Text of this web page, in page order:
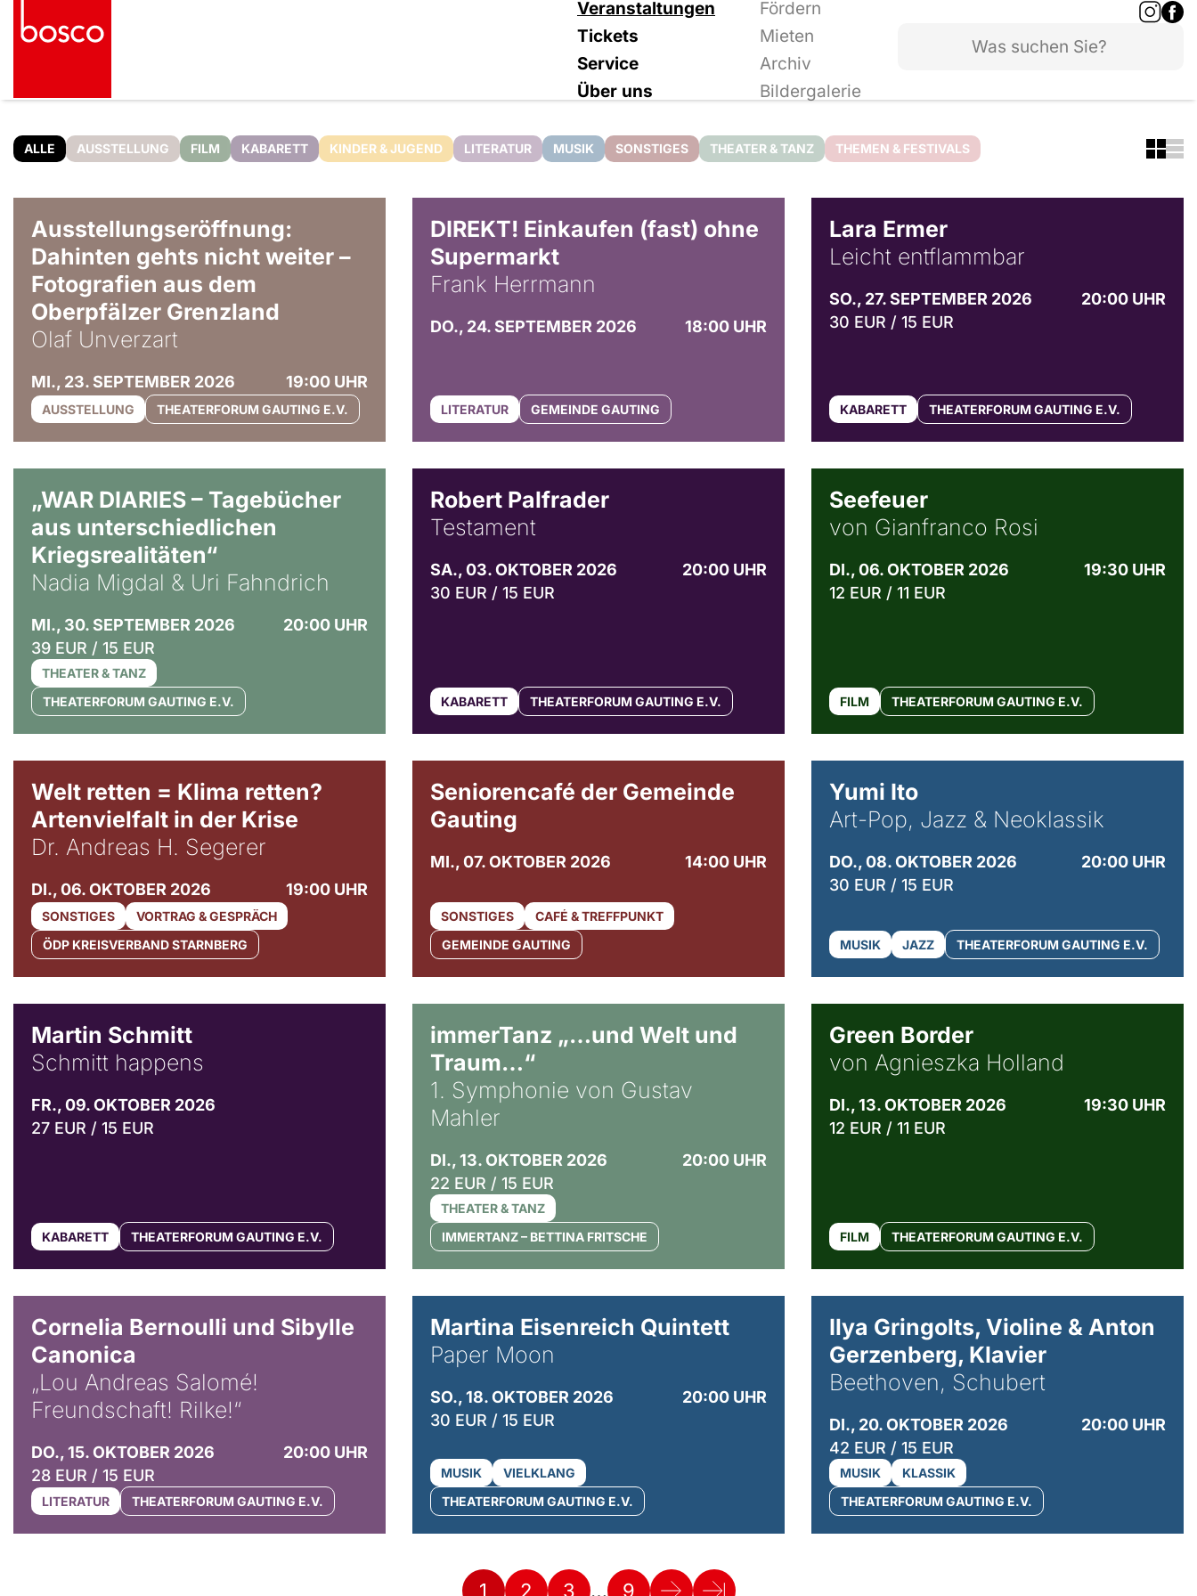
Veranstaltungen
Fördern
Tickets
Mieten
Service
Archiv
Über uns
Bildergalerie
ALLE AUSSTELLUNG FILM KABARETT KINDER & JUGEND LITERATUR MUSIK SONSTIGES THEATER & TANZ THEMEN & FESTIVALS
Ausstellungseröffnung:
Dahinten gehts nicht weiter –
Fotografien aus dem
Oberpfälzer Grenzland
Olaf Unverzart
MI., 23. SEPTEMBER 2026 19:00 UHR
AUSSTELLUNG THEATERFORUM GAUTING E.V.
DIREKT! Einkaufen (fast) ohne
Supermarkt
Frank Herrmann
DO., 24. SEPTEMBER 2026 18:00 UHR
LITERATUR GEMEINDE GAUTING
Lara Ermer
Leicht entflammbar
SO., 27. SEPTEMBER 2026
20:00 UHR
30 EUR / 15 EUR
KABARETT THEATERFORUM GAUTING E.V.
„WAR DIARIES – Tagebücher
aus unterschiedlichen
Kriegsrealitäten“
Nadia Migdal & Uri Fahndrich
MI., 30. SEPTEMBER 2026
20:00 UHR
39 EUR / 15 EUR
THEATER & TANZ
THEATERFORUM GAUTING E.V.
Robert Palfrader
Testament
SA., 03. OKTOBER 2026
20:00 UHR
30 EUR / 15 EUR
KABARETT THEATERFORUM GAUTING E.V.
Seefeuer
von Gianfranco Rosi
DI., 06. OKTOBER 2026
19:30 UHR
12 EUR / 11 EUR
FILM THEATERFORUM GAUTING E.V.
Welt retten = Klima retten?
Artenvielfalt in der Krise
Dr. Andreas H. Segerer
DI., 06. OKTOBER 2026 19:00 UHR
SONSTIGES
VORTRAG & GESPRÄCH
ÖDP KREISVERBAND STARNBERG
Seniorencafé der Gemeinde
Gauting
MI., 07. OKTOBER 2026 14:00 UHR
SONSTIGES
CAFÉ & TREFFPUNKT
GEMEINDE GAUTING
Yumi Ito
Art-Pop, Jazz & Neoklassik
DO., 08. OKTOBER 2026
20:00 UHR
30 EUR / 15 EUR
MUSIK JAZZ THEATERFORUM GAUTING E.V.
Martin Schmitt
Schmitt happens
FR., 09. OKTOBER 2026
27 EUR / 15 EUR
KABARETT THEATERFORUM GAUTING E.V.
immerTanz „…und Welt und
Traum…“
1. Symphonie von Gustav
Mahler
DI., 13. OKTOBER 2026
20:00 UHR
22 EUR / 15 EUR
THEATER & TANZ
IMMERTANZ – BETTINA FRITSCHE
Green Border
von Agnieszka Holland
DI., 13. OKTOBER 2026
19:30 UHR
12 EUR / 11 EUR
FILM THEATERFORUM GAUTING E.V.
Cornelia Bernoulli und Sibylle
Canonica
„Lou Andreas Salomé!
Freundschaft! Rilke!“
DO., 15. OKTOBER 2026
20:00 UHR
28 EUR / 15 EUR
LITERATUR THEATERFORUM GAUTING E.V.
Martina Eisenreich Quintett
Paper Moon
SO., 18. OKTOBER 2026
20:00 UHR
30 EUR / 15 EUR
MUSIK
VIELKLANG
THEATERFORUM GAUTING E.V.
Ilya Gringolts, Violine & Anton
Gerzenberg, Klavier
Beethoven, Schubert
DI., 20. OKTOBER 2026
20:00 UHR
42 EUR / 15 EUR
MUSIK
KLASSIK
THEATERFORUM GAUTING E.V.
1 2 3 … 9